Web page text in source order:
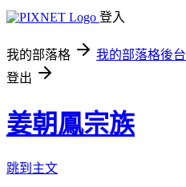
登入
我的部落格 我的部落格後台
登出
姜朝鳳宗族
跳到主文